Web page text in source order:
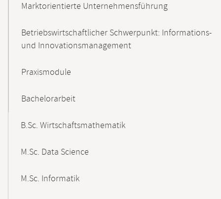
Marktorientierte Unternehmensführung
Betriebswirtschaftlicher Schwerpunkt: Informations-
und Innovationsmanagement
Praxismodule
Bachelorarbeit
B.Sc. Wirtschaftsmathematik
M.Sc. Data Science
M.Sc. Informatik